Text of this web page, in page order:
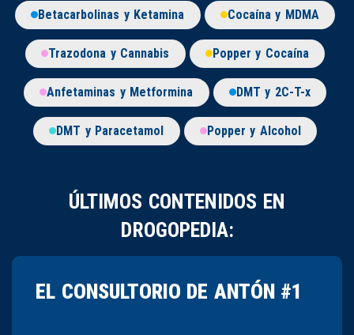
Betacarbolinas y Ketamina Cocaína y MDMA
Trazodona y Cannabis Popper y Cocaína
Anfetaminas y Metformina DMT y 2C-T-x
DMT y Paracetamol Popper y Alcohol
ÚLTIMOS CONTENIDOS EN
DROGOPEDIA:
EL CONSULTORIO DE ANTÓN #1